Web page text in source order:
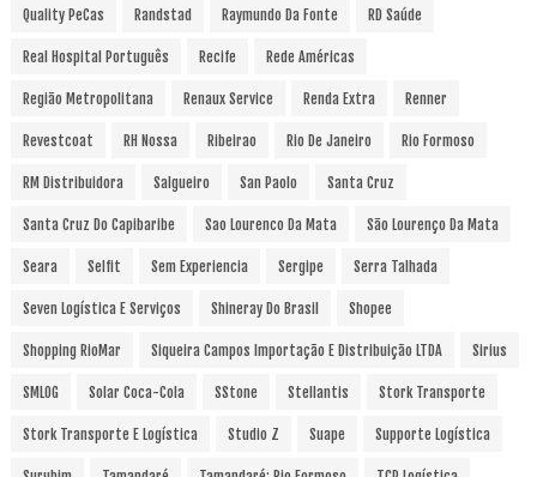
Quality PeCas Randstad Raymundo Da Fonte RD Saúde
Real Hospital Português Recife Rede Américas
Região Metropolitana Renaux Service Renda Extra Renner
Revestcoat RH Nossa Ribeirao Rio De Janeiro Rio Formoso
RM Distribuidora Salgueiro San Paolo Santa Cruz
Santa Cruz Do Capibaribe Sao Lourenco Da Mata São Lourenço Da Mata
Seara Selfit Sem Experiencia Sergipe Serra Talhada
Seven Logística E Serviços Shineray Do Brasil Shopee
Shopping RioMar Siqueira Campos Importação E Distribuição LTDA Sirius
SMLOG Solar Coca-Cola SStone Stellantis Stork Transporte
Stork Transporte E Logística Studio Z Suape Supporte Logística